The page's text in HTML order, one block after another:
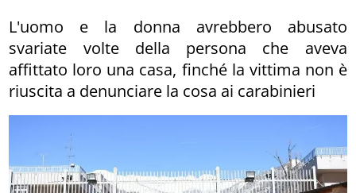
L'uomo e la donna avrebbero abusato
svariate volte della persona che aveva
affittato loro una casa, finché la vittima non è
riuscita a denunciare la cosa ai carabinieri